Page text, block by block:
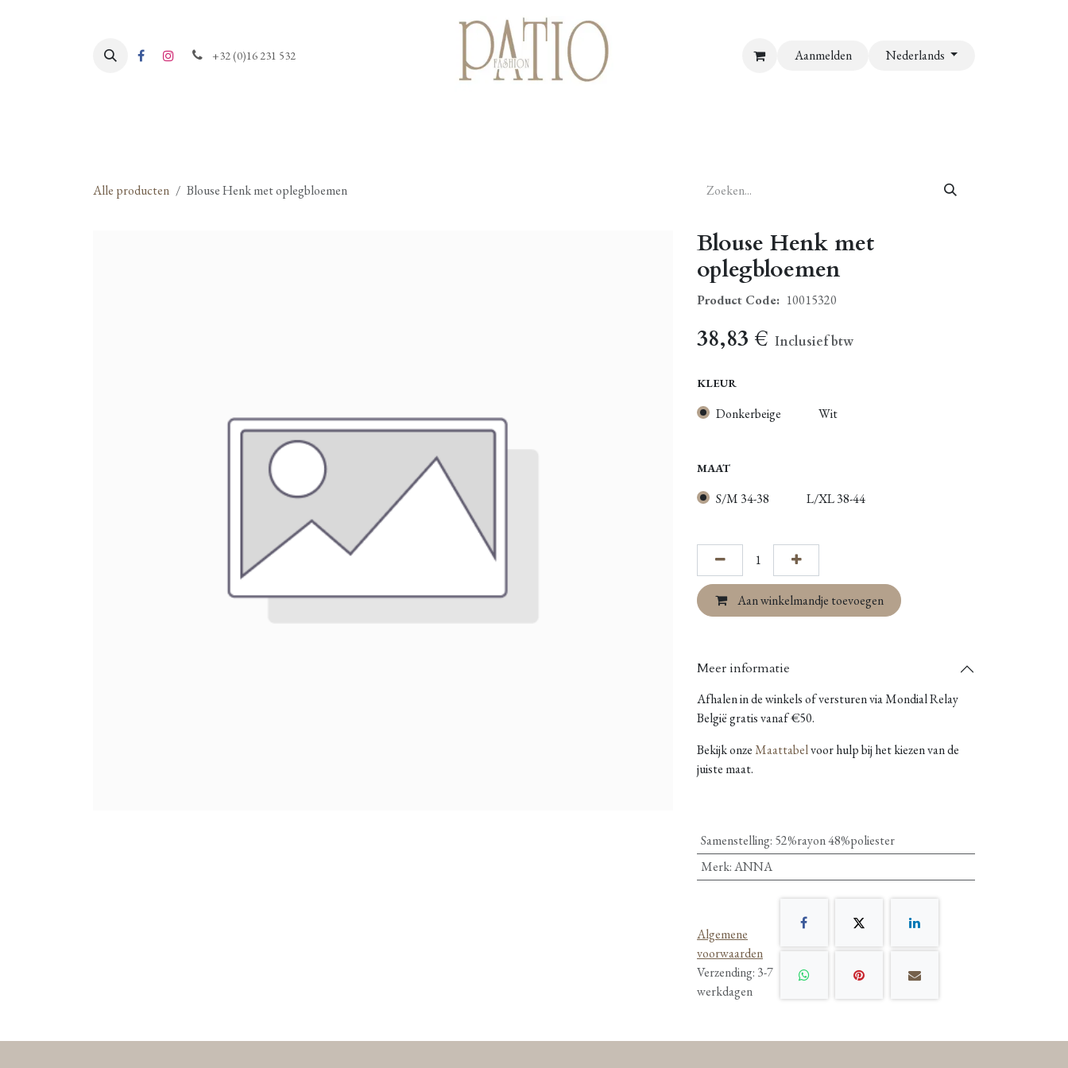
+32 (0)16 231 532 Aanmelden Nederlands
Alle producten Blouse Henk met oplegbloemen
Blouse Henk met
oplegbloemen
Product Code: 10015320
38,83 € Inclusief btw
KLEUR
Donkerbeige Wit
MAAT
S/M 34-38 L/XL 38-44
Aan winkelmandje toevoegen
Meer informatie
Afhalen in de winkels of versturen via Mondial Relay
België gratis vanaf €50.
Bekijk onzeMaattabelvoor hulp bij het kiezen van de
juiste maat.
Samenstelling: 52%rayon 48%poliester
Merk:ANNA
Algemene
voorwaarden
Verzending: 3-7
werkdagen